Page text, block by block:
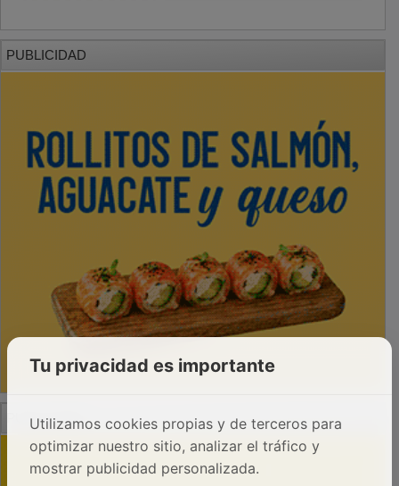
PUBLICIDAD
PUBLICIDAD
Tu privacidad es importante
Utilizamos cookies propias y de terceros para
optimizar nuestro sitio, analizar el tráfico y
mostrar publicidad personalizada.